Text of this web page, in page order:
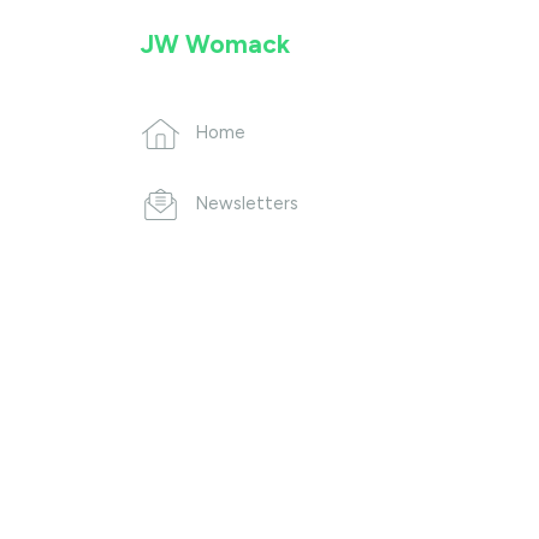
JW Womack
Home
Newsletters